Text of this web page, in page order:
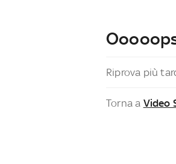
Riprova più
Torna a Video